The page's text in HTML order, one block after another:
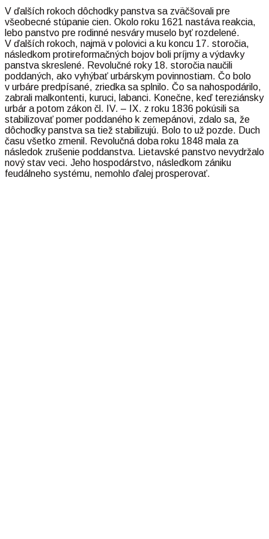
V ďalších rokoch dôchodky panstva sa zväčšovali pre
všeobecné stúpanie cien. Okolo roku 1621 nastáva reakcia,
lebo panstvo pre rodinné nesváry muselo byť rozdelené.
V ďalších rokoch, najmä v polovici a ku koncu 17. storočia,
následkom protireformačných bojov boli príjmy a výdavky
panstva skreslené. Revolučné roky 18. storočia naučili
poddaných, ako vyhýbať urbárskym povinnostiam. Čo bolo
v urbáre predpísané, zriedka sa splnilo. Čo sa nahospodárilo,
zabrali malkontenti, kuruci, labanci. Konečne, keď tereziánsky
urbár a potom zákon čl. IV. – IX. z roku 1836 pokúsili sa
stabilizovať pomer poddaného k zemepánovi, zdalo sa, že
dôchodky panstva sa tiež stabilizujú. Bolo to už pozde. Duch
času všetko zmenil. Revolučná doba roku 1848 mala za
následok zrušenie poddanstva. Lietavské panstvo nevydržalo
nový stav veci. Jeho hospodárstvo, následkom zániku
feudálneho systému, nemohlo ďalej prosperovať.